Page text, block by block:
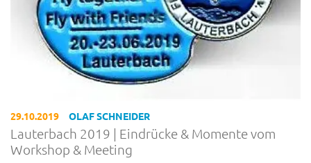
29.10.2019 OLAF SCHNEIDER
Lauterbach 2019 | Eindrücke & Momente vom
Workshop & Meeting